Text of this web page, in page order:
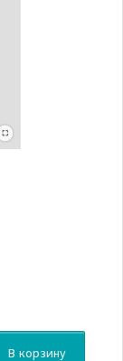
В корзину